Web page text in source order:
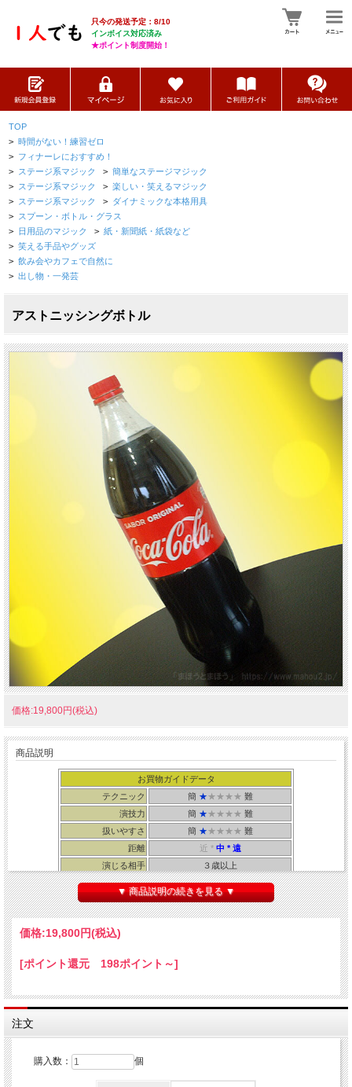
只今の発送予定：8/10
インボイス対応済み
★ポイント制度開始！
TOP
> 時間がない！練習ゼロ
> フィナーレにおすすめ！
> ステージ系マジック > 簡単なステージマジック
> ステージ系マジック > 楽しい・笑えるマジック
> ステージ系マジック > ダイナミックな本格用具
> スプーン・ボトル・グラス
> 日用品のマジック > 紙・新聞紙・紙袋など
> 笑える手品やグッズ
> 飲み会やカフェで自然に
> 出し物・一発芸
アストニッシングボトル
価格:19,800円(税込)
商品説明
お買物ガイドデータ
テクニック
簡 ★★★★★ 難
演技力
簡 ★★★★★ 難
扱いやすさ
簡 ★★★★★ 難
距離
近 * 中 * 遠
演じる相手
３歳以上
所要時間
４５秒
・輸入品
・解説書： まほうとまほう+ メーカーオンライン動画解説（英語）
※500mLのペットボトルと紙袋は付属しません。別途ご用意下さい。
※オプション品として【専用ドリンクカードキット】も新登場！
▼ 商品説明の続きを見る ▼
価格:19,800円(税込)
[ポイント還元 198ポイント～]
注文
購入数： 個